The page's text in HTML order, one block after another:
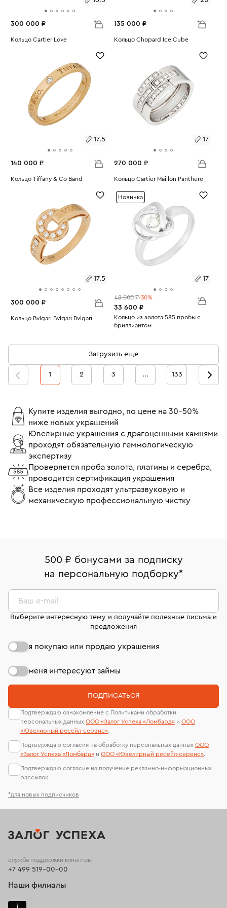
300 000 ₽
Размеры:
Кольцо Cartier Love
135 000 ₽
Размеры:
Кольцо Chopard Ice Cube
17.5
140 000 ₽
Размеры:
Кольцо Tiffany & Co Band
17
270 000 ₽
Размеры:
17
Кольцо Cartier Maillon Panthere
17.5
300 000 ₽
Размеры:
Кольцо Bvlgari Bvlgari Bvlgari
Новинка
17
48 000 ₽-30%
33 600 ₽
Размеры:
Кольцо из золота 585 пробы с
бриллиантом
Загрузить еще
1 2 3 ... 133
Купите изделия выгодно, по цене на 30-50%
ниже новых украшений
Ювелирные украшения с драгоценными камнями
проходят обязательную геммологическую
экспертизу
Проверяется проба золота, платины и серебра,
проводится сертификация украшения
Все изделия проходят ультразвуковую и
механическую профессиональную чистку
500 ₽ бонусами за подписку
на персональную подборку*
*для новых подписчиков
Ваш e-mail
Выберите интересную тему и получайте полезные письма и
предложения
я покупаю или продаю украшения
меня интересуют займы
ПОДПИСАТЬСЯ
Подтверждаю ознакомление с Политиками обработки
персональных данных ООО «Залог Успеха «Ломбард» и ООО
«Ювелирный ресейл-сервиc».
Подтверждаю согласия на обработку персональных данных ООО
«Залог Успеха «Ломбард» и ООО «Ювелирный ресейл-сервиc».
Подтверждаю согласие на получение рекламно-информационных
рассылок
служба поддержки клиентов:
+7 499 519-00-00
Наши филиалы